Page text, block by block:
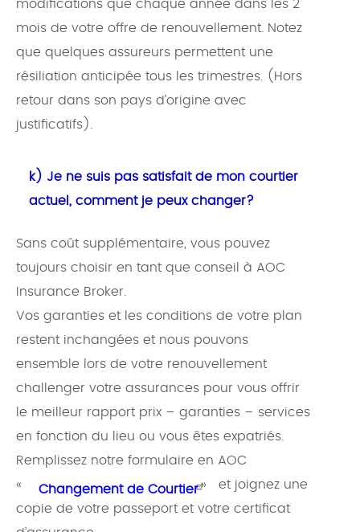
modifications que chaque année dans les 2
mois de votre offre de renouvellement. Notez
que quelques assureurs permettent une
résiliation anticipée tous les trimestres. (Hors
retour dans son pays d’origine avec
justificatifs).
k) Je ne suis pas satisfait de mon courtier
actuel, comment je peux changer?
Sans coût supplémentaire, vous pouvez
toujours choisir en tant que conseil à AOC
Insurance Broker.
Vos garanties et les conditions de votre plan
restent inchangées et nous pouvons
ensemble lors de votre renouvellement
challenger votre assurances pour vous offrir
le meilleur rapport prix – garanties – services
en fonction du lieu ou vous êtes expatriés.
Remplissez notre formulaire en AOC
«
Changement de Courtier» et joignez une
copie de votre passeport et votre certificat